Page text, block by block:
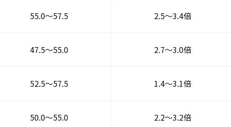
55.0～57.5 2.5～3.4倍
47.5～55.0 2.7～3.0倍
52.5～57.5 1.4～3.1倍
50.0～55.0 2.2～3.2倍